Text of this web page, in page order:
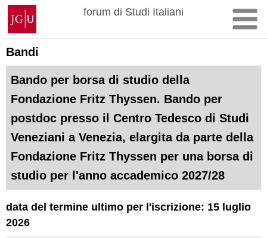
Skip
content
Johannes
Gutenberg
University
Mainz
forum di Studi Italiani
Bandi
Bando per borsa di studio della
Fondazione Fritz Thyssen. Bando per
postdoc presso il Centro Tedesco di Studi
Veneziani a Venezia, elargita da parte della
Fondazione Fritz Thyssen per una borsa di
studio per l'anno accademico 2027/28
data del termine ultimo per l'iscrizione: 15 luglio
2026